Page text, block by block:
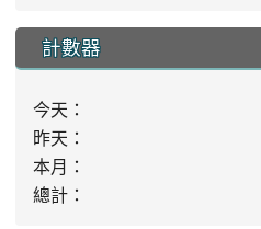
計數器
今天：
昨天：
本月：
總計：